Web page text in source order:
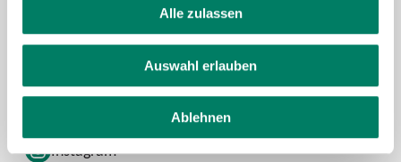
Alle zulassen
Auswahl erlauben
Ablehnen
Facebook
Instagram
Schlaue Nummer